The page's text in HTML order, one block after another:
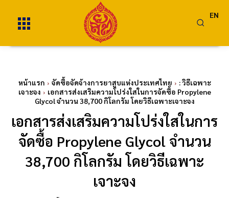
EN
หน้าแรก จัดซื้อจัดจ้างการยาสูบแห่งประเทศไทย
: วิธีเฉพาะ
เจาะจง
เอกสารส่งเสริมความโปร่งใสในการจัดซื้อ Propylene
Glycol จำนวน 38,700 กิโลกรัม โดยวิธีเฉพาะเจาะจง
เอกสารส่งเสริมความโปร่งใสในการ
จัดซื้อ Propylene Glycol จำนวน
38,700 กิโลกรัม โดยวิธีเฉพาะ
เจาะจง